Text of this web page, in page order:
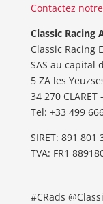
Contactez
Classic Racing
Classic Racing
SAS au capital
5 ZA les
34 270 CLARET
Tel: ‭+33 499
SIRET: 891 801
TVA: FR1
#CRads